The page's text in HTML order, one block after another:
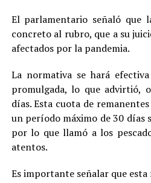
El parlamentario señaló que
concreto al rubro, que a su
afectados por la pandemia.
La normativa se hará
promulgada, lo que advirtió,
días. Esta cuota de
un período máximo de 30 días
por lo que llamó a los
atentos.
Es importante señalar que